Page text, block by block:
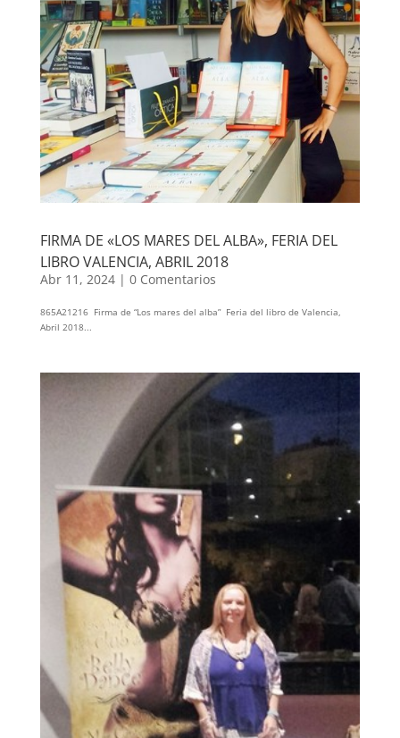
FIRMA DE «LOS MARES DEL ALBA», FERIA DEL
LIBRO VALENCIA, ABRIL 2018
Abr 11, 2024| 0 Comentarios
865A21216 Firma de “Los mares del alba” Feria del libro de Valencia,
Abril 2018...